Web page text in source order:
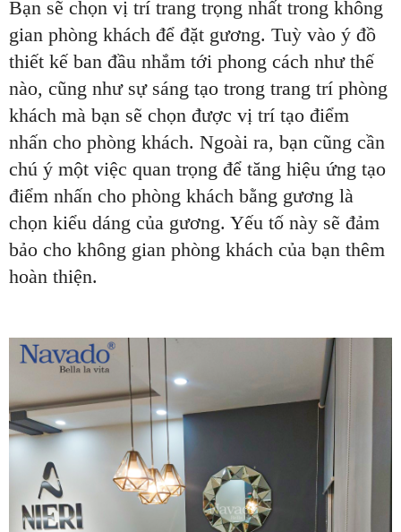
Bạn sẽ chọn vị trí trang trọng nhất trong không
gian phòng khách để đặt gương. Tuỳ vào ý đồ
thiết kế ban đầu nhắm tới phong cách như thế
nào, cũng như sự sáng tạo trong trang trí phòng
khách mà bạn sẽ chọn được vị trí tạo điểm
nhấn cho phòng khách. Ngoài ra, bạn cũng cần
chú ý một việc quan trọng để tăng hiệu ứng tạo
điểm nhấn cho phòng khách bằng gương là
chọn kiểu dáng của gương. Yếu tố này sẽ đảm
bảo cho không gian phòng khách của bạn thêm
hoàn thiện.